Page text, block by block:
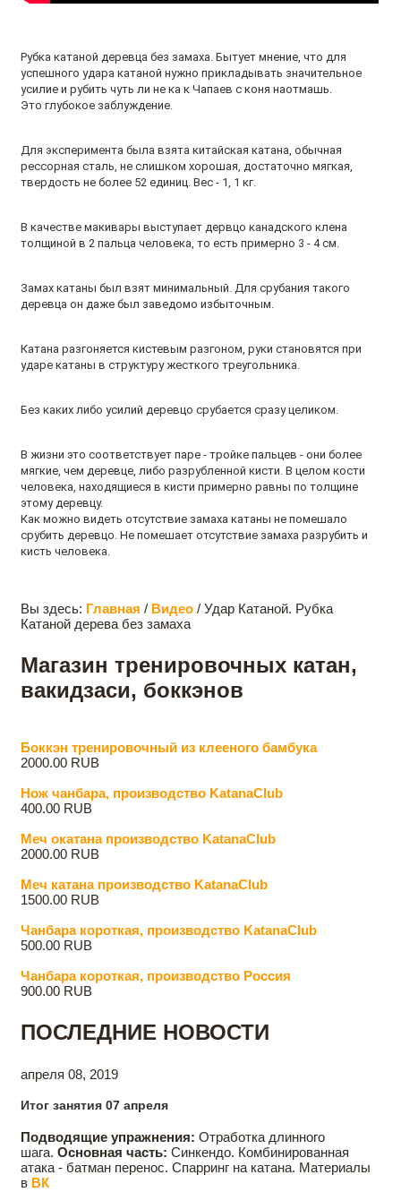
Рубка катаной деревца без замаха. Бытует мнение, что для
успешного удара катаной нужно прикладывать значительное
усилие и рубить чуть ли не ка к Чапаев с коня наотмашь.
Это глубокое заблуждение.
Для эксперимента была взята китайская катана, обычная
рессорная сталь, не слишком хорошая, достаточно мягкая,
твердость не более 52 единиц. Вес - 1, 1 кг.
В качестве макивары выступает дервцо канадского клена
толщиной в 2 пальца человека, то есть примерно 3 - 4 см.
Замах катаны был взят минимальный. Для срубания такого
деревца он даже был заведомо избыточным.
Катана разгоняется кистевым разгоном, руки становятся при
ударе катаны в структуру жесткого треугольника.
Без каких либо усилий деревцо срубается сразу целиком.
В жизни это соответствует паре - тройке пальцев - они более
мягкие, чем деревце, либо разрубленной кисти. В целом кости
человека, находящиеся в кисти примерно равны по толщине
этому деревцу.
Как можно видеть отсутствие замаха катаны не помешало
срубить деревцо. Не помешает отсутствие замаха разрубить и
кисть человека.
Вы здесь: Главная / Видео / Удар Катаной. Рубка
Катаной дерева без замаха
Магазин тренировочных катан,
вакидзаси, боккэнов
Боккэн тренировочный из клееного бамбука
2000.00 RUB
Нож чанбара, производство KatanaClub
400.00 RUB
Меч oкатана производство KatanaClub
2000.00 RUB
Меч катана производство KatanaClub
1500.00 RUB
Чанбара короткая, производство KatanaClub
500.00 RUB
Чанбара короткая, производство Россия
900.00 RUB
ПОСЛЕДНИЕ НОВОСТИ
апреля 08, 2019
Итог занятия 07 апреля
Подводящие упражнения: Отработка длинного
шага. Основная часть: Синкендо. Комбинированная
атака - батман перенос. Спарринг на катана. Материалы
в ВК